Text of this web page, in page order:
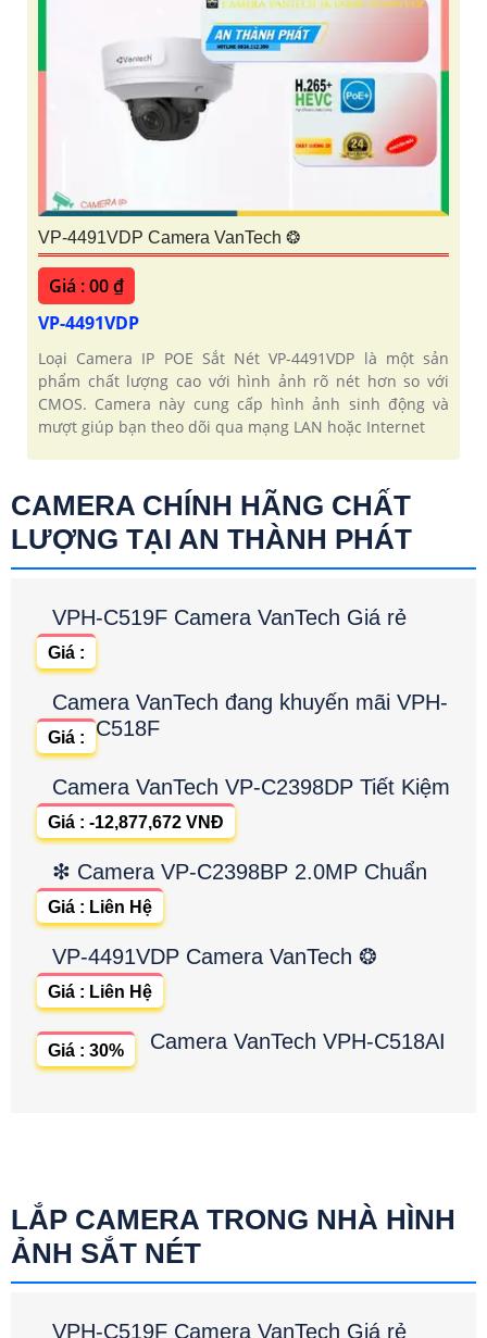
VP-4491VDP Camera VanTech ❂
Giá : 00 ₫
VP-4491VDP
Loại Camera IP POE Sắt Nét VP-4491VDP là một sản
phẩm chất lượng cao với hình ảnh rõ nét hơn so với
CMOS. Camera này cung cấp hình ảnh sinh động và
mượt giúp bạn theo dõi qua mạng LAN hoặc Internet
CAMERA CHÍNH HÃNG CHẤT
LƯỢNG TẠI AN THÀNH PHÁT
VPH-C519F Camera VanTech Giá rẻ
Giá :
Camera VanTech đang khuyến mãi VPH-
C518F
Giá :
Camera VanTech VP-C2398DP Tiết Kiệm
Giá : -12,877,672 VNĐ
❇ Camera VP-C2398BP 2.0MP Chuẩn
Giá : Liên Hệ
VP-4491VDP Camera VanTech ❂
Giá : Liên Hệ
Camera VanTech VPH-C518AI
Giá : 30%
LẮP CAMERA TRONG NHÀ HÌNH
ẢNH SẮT NÉT
VPH-C519F Camera VanTech Giá rẻ